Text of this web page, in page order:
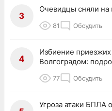
3
Очевидцы сняли на
81 Обсудить
4
Избиение
Волгоградом:
77 Обсудить
Угроза атаки БПЛА